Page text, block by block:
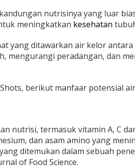
nutrisinya yang luar
meningkatkan kesehatan
yang ditawarkan air kelor
mengurangi peradangan, dan
berikut manfaar potensial
nutrisi, termasuk vitamin A, C
dan asam amino yang
ditemukan dalam sebuah
of Food Science.